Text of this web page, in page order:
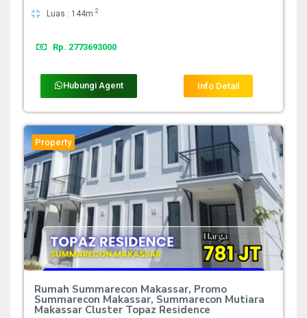
Luas : 144m 2
Rp. 2773693000
Hubungi Agent Info Detail
Property
Rumah Summarecon Makassar, Promo
Summarecon Makassar, Summarecon Mutiara
Makassar Cluster Topaz Residence